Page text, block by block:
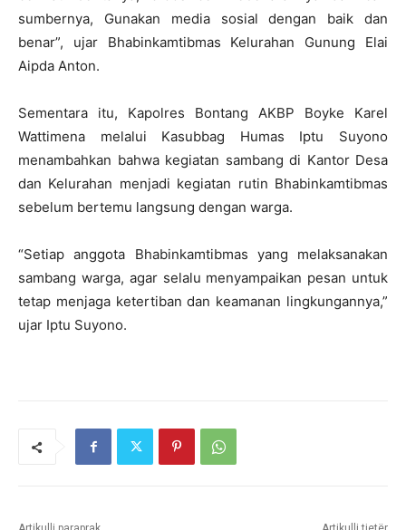
sumbernya, Gunakan media sosial dengan baik dan
benar”, ujar Bhabinkamtibmas Kelurahan Gunung Elai
Aipda Anton.
Sementara itu, Kapolres Bontang AKBP Boyke Karel
Wattimena melalui Kasubbag Humas Iptu Suyono
menambahkan bahwa kegiatan sambang di Kantor Desa
dan Kelurahan menjadi kegiatan rutin Bhabinkamtibmas
sebelum bertemu langsung dengan warga.
“Setiap anggota Bhabinkamtibmas yang melaksanakan
sambang warga, agar selalu menyampaikan pesan untuk
tetap menjaga ketertiban dan keamanan lingkungannya,”
ujar Iptu Suyono.